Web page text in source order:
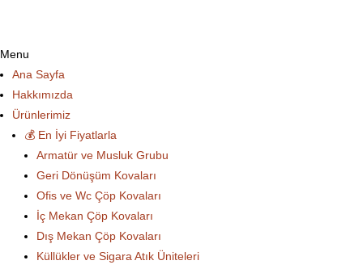
Menu
Ana Sayfa
Hakkımızda
Ürünlerimiz
💰 En İyi Fiyatlarla
Armatür ve Musluk Grubu
Geri Dönüşüm Kovaları
Ofis ve Wc Çöp Kovaları
İç Mekan Çöp Kovaları
Dış Mekan Çöp Kovaları
Küllükler ve Sigara Atık Üniteleri